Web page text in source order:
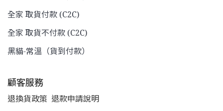
全家 取貨付款 (C2C)
全家 取貨不付款 (C2C)
黑貓-常溫（貨到付款）
顧客服務
退換貨政策 退款申請說明